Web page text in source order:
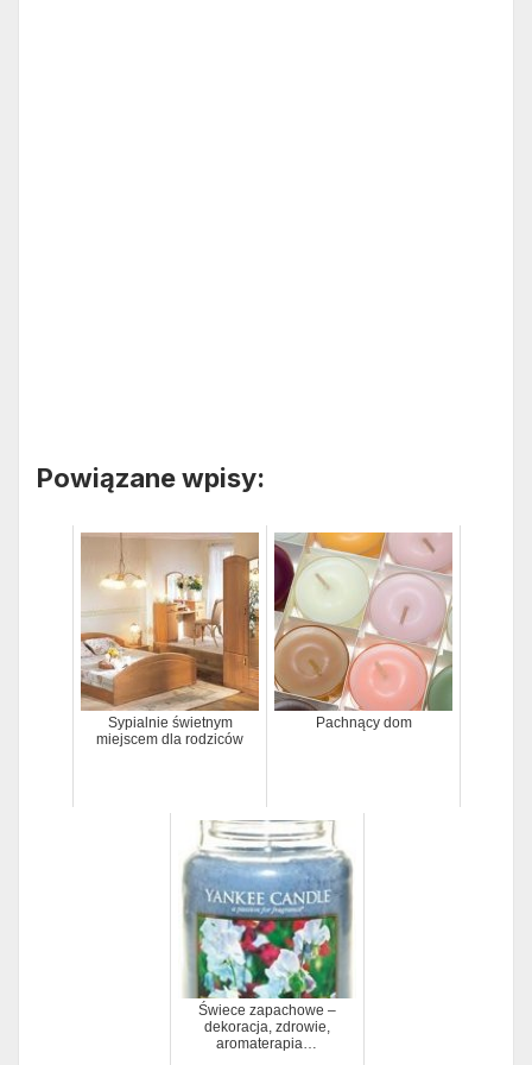
Powiązane wpisy:
Sypialnie świetnym
miejscem dla rodziców
Pachnący dom
Świece zapachowe –
dekoracja, zdrowie,
aromaterapia…